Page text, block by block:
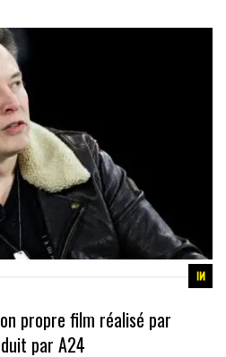
propre film réalisé par
par A24